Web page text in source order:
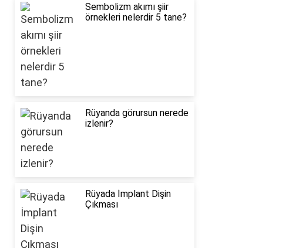
Sembolizm akımı şiir
örnekleri nelerdir 5 tane?
Rüyanda görursun nerede
izlenir?
Rüyada İmplant Dişin
Çıkması